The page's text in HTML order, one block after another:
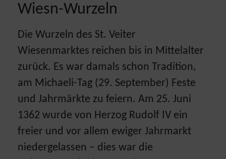
Wiesn-Wurzeln
Die Wurzeln des St. Veiter
Wiesenmarktes reichen bis in Mittelalter
zurück. Es war damals schon Tradition,
am Michaeli-Tag (29. September) Feste
und Jahrmärkte zu feiern. Am 25. Juni
1362 wurde von Herzog Rudolf IV ein
freier und vor allem ewiger Jahrmarkt
niedergelassen – dies war die